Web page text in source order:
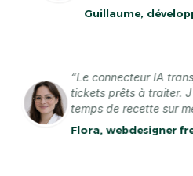
Guillaume, développeur
“Le connecteur IA
tickets prêts à
temps de recette
Flora,